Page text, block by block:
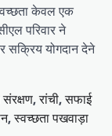
केवल एक
परिवार ने
सक्रिय योगदान देने
संरक्षण,रांची,सफाई
,स्वच्छता पखवाड़ा